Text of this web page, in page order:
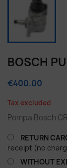
BOSCH
€400.00
Tax excluded
Pompa Bosch
RETURN
receipt (no
WITHOUT